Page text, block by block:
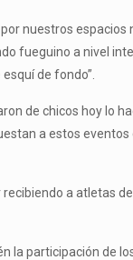
nuestros espacios
fueguino a nivel
de fondo”.
de chicos hoy lo
a estos eventos
a atletas
la participación de